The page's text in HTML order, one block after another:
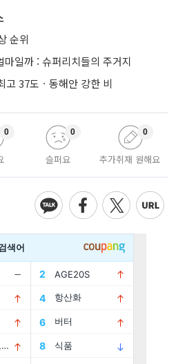
순위
일까 : 슈퍼리치들의 주거지
37도ㆍ동해안 강한 비
0
슬퍼요
0
추가취재 원해요
0